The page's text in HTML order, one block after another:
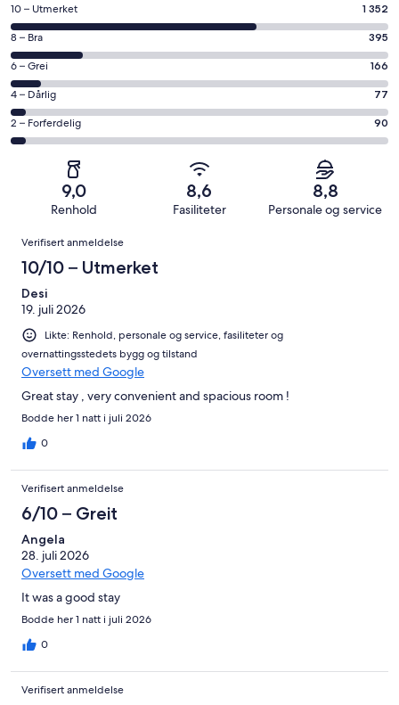
Rangering
på
10
−
Utmerket.
1352
av
totalt
anmeldelser.
10 – Utmerket 1 352
Rangering
på
8
−
Bra.
395
anmeldelser.
8 – Bra 395
Rangering
på
6
−
Grei.
anmeldelser.
6 – Grei 166
Rangering
på
4
2080
anmeldelser.
4 – Dårlig 77
Rangering
på
Forferdelig.
av
totalt
2080
anmeldelser.
2 – Forferdelig 90
9,0
Renhold
8,6
Fasiliteter
8,8
Personale og service
Anmeldelser
Verifisert anmeldelse
10/10 – Utmerket
Desi
19. juli 2026
Likte: Renhold, personale og service, fasiliteter og
overnattingsstedets bygg og tilstand
Oversett med Google
Great stay , very convenient and spacious room !
Bodde her 1 natt i juli 2026
0
Verifisert anmeldelse
6/10 – Greit
Angela
28. juli 2026
Oversett med Google
It was a good stay
Bodde her 1 natt i juli 2026
0
Verifisert anmeldelse